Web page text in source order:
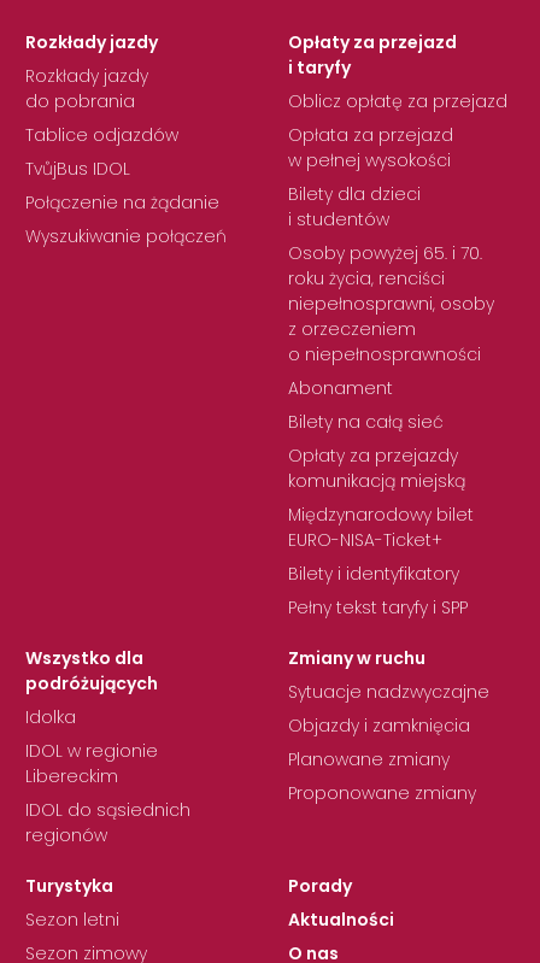
Rozkłady jazdy
Rozkłady jazdy
do pobrania
Tablice odjazdów
TvůjBus IDOL
Połączenie na żądanie
Wyszukiwanie połączeń
Opłaty za przejazd
i taryfy
Oblicz opłatę za przejazd
Opłata za przejazd
w pełnej wysokości
Bilety dla dzieci
i studentów
Osoby powyżej 65. i 70.
roku życia, renciści
niepełnosprawni, osoby
z orzeczeniem
o niepełnosprawności
Abonament
Bilety na całą sieć
Opłaty za przejazdy
komunikacją miejską
Międzynarodowy bilet
EURO-NISA-Ticket+
Bilety i identyfikatory
Pełny tekst taryfy i SPP
Wszystko dla
podróżujących
Idolka
IDOL w regionie
Libereckim
IDOL do sąsiednich
regionów
Zmiany w ruchu
Sytuacje nadzwyczajne
Objazdy i zamknięcia
Planowane zmiany
Proponowane zmiany
Turystyka
Sezon letni
Sezon zimowy
Porady
Aktualności
O nas